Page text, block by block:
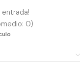
entrada!
0)